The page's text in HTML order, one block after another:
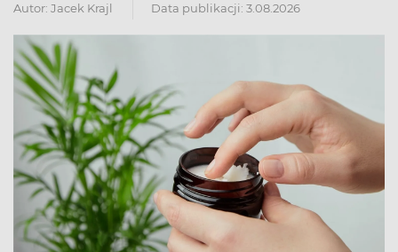
Autor: Jacek Krajl Data publikacji: 3.08.2026